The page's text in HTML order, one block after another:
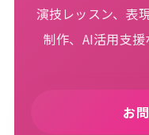
演技レッスン、表
制作、AI活用支
お